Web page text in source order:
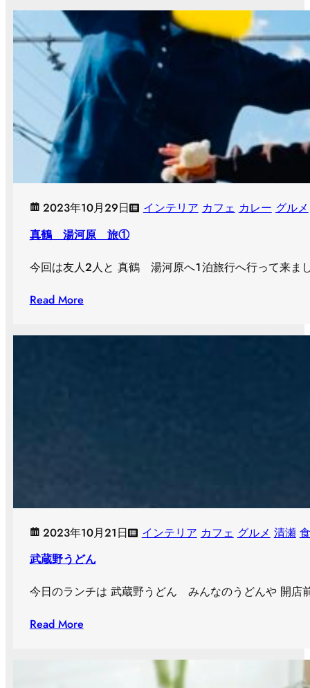
2023年10月29日 インテリア カフェ カレー グルメ
真鶴 湯河原 旅①
今回は友人２人と 真鶴 湯河原へ１泊旅行へ行って来
Read More
2023年10月21日 インテリア カフェ グルメ 清瀬
武蔵野うどん
今日のランチは 武蔵野うどん みんなのうどんや 開店
Read More